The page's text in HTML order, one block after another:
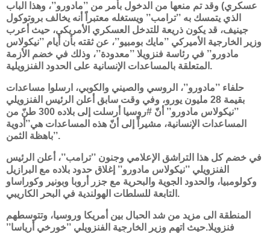
عسكري) وقد تم منعها من الدخول بأمر من ’’مادورو’’، وهذا الباب
الذي يتمسك به ’’ترامب’’ ويستغله معتبراً أنه يخالف بروتوكول
جينيف، قد يكون ذريعة للتدخل العسكري الأمريكي، حيث أعرب
وزير الخارجية الأميركي ’’مايك بومبيو’’، عن ثقته بأن أيام ’’نيكولاس
مادورو’’ في رئاسة فنزويلا ’’معدودة’’، وذلك في خضم الأزمة
المتعلقة بالمساعدات الإنسانية على الحدود الفنزويلية.
حلفاء ’’مادورو’’، الروسي والصيني والكوبي، ارسلوا مساعدات
بقيمة 28 مليون يورو، وفي وقت سابق أعلن الرئيس الفنزويلي
’’نيكولاس مادورو’’ أنّ #روسيا أرسلت إلى بلاده 300 طنّ من
المساعدات الإنسانية، مشيراً إلى أنّ هذه المساعدات هي’’أدوية
باهظة الثمن’’.
في خضم كل هذا التراشق الإعلامي وجنون ’’ترامب’’، أعلن الرئيس
الفنزويلي ’’نيكولاس مادورو’’ إغلاق حدود بلاده مع البرازيل
وكولومبيا، والحدود الجوية والبحرية مع جزر أروبا وبونير وكوراساو
التابعة للسلطات الهولندية في البحر الكاريبي.
المنطقة الى مزيد من شد الحبال بين أمريكا وروسيا، وتتوسطهم
فنزويلا.حيث اتهم وزير الخارجية الفنزويلي ’’خورخي أرياسا’’